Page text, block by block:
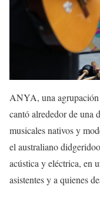
ANYA, una
cantó alrededor de una
musicales nativos y
el australiano
acústica y eléctrica, en
asistentes y a quienes